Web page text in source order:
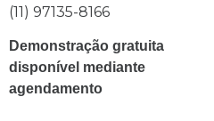
(11) 97135-8166
Demonstração gratuita
disponível mediante
agendamento